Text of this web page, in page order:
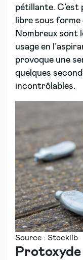
pétillante.
libre sous
Nombreux sont
usage en
provoque une
quelques
incontrôlables.
Source : Stocklib
Protoxyde